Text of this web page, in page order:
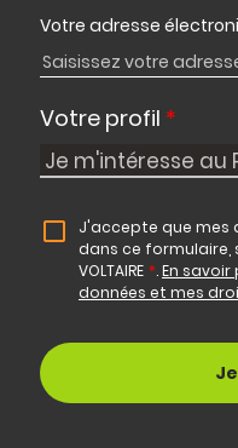
Votre adresse
Votre profil *
J'accepte que mes
dans ce
VOLTAIRE *.En
données et mes